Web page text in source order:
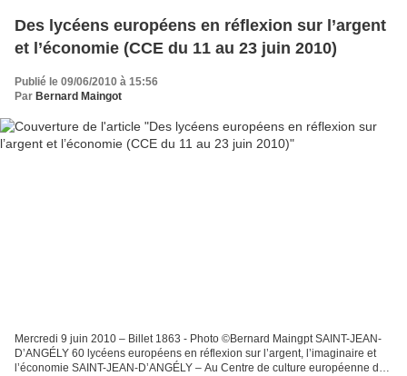
Des lycéens européens en réflexion sur l’argent
et l’économie (CCE du 11 au 23 juin 2010)
Publié le 09/06/2010 à 15:56
Par Bernard Maingot
Mercredi 9 juin 2010 – Billet 1863 - Photo ©Bernard Maingpt SAINT-JEAN-
D’ANGÉLY 60 lycéens européens en réflexion sur l’argent, l’imaginaire et
l’économie SAINT-JEAN-D’ANGÉLY – Au Centre de culture européenne de